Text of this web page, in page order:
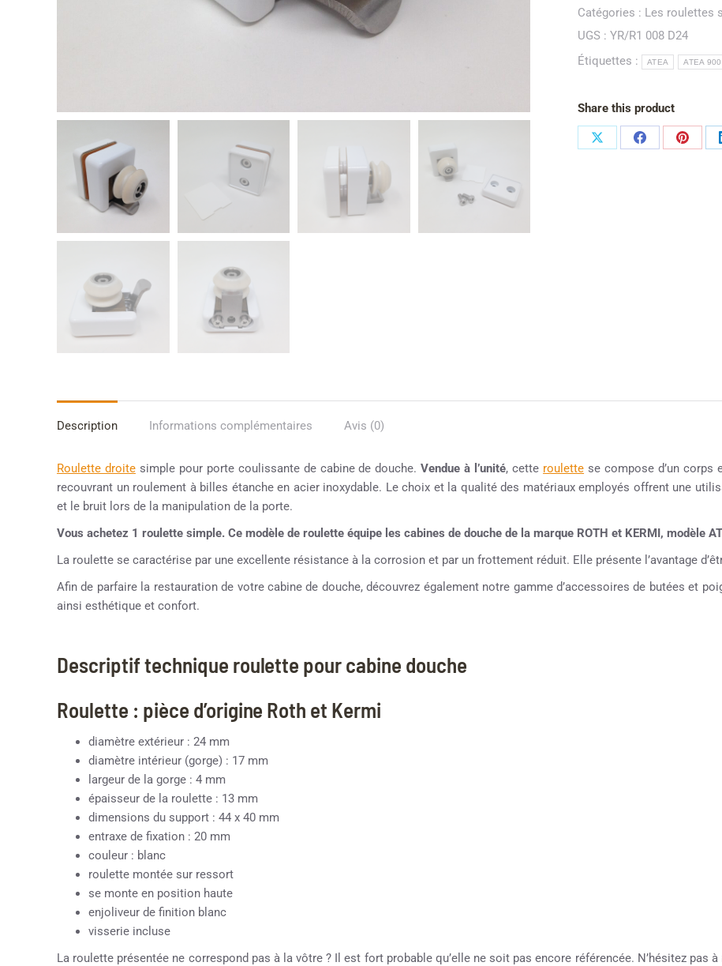
Catégories : Les roulettes
UGS : YR/R1 008 D24
Étiquettes :
ATEA ATEA 900
Share this product
Description Informations complémentaires Avis (0)
Roulette droitesimple pour porte coulissante de cabine de douche.Vendue à l’unité, cette roulette se compose d’un corps
recouvrant un roulement à billes étanche en acier inoxydable. Le choix et la qualité des matériaux employés offrent une
et le bruit lors de la manipulation de la porte.
Vous achetez 1 roulette simple. Ce modèle de roulette équipe les cabines de douche de la marque ROTH et KERMI, modèle
La roulette se caractérise par une excellente résistance à la corrosion et par un frottement réduit. Elle présente l’avantage
Afin de parfaire la restauration de votre cabine de douche, découvrez également notre gamme d’accessoires de butées et
ainsi esthétique et confort.
Descriptif technique roulette pour cabine douche
Roulette : pièce d’origine Roth et Kermi
diamètre extérieur : 24 mm
diamètre intérieur (gorge) : 17 mm
largeur de la gorge : 4 mm
épaisseur de la roulette : 13 mm
dimensions du support : 44 x 40 mm
entraxe de fixation : 20 mm
couleur : blanc
roulette montée sur ressort
se monte en position haute
enjoliveur de finition blanc
visserie incluse
La roulette présentée ne correspond pas à la vôtre ? Il est fort probable qu’elle ne soit pas encore référencée. N’hésitez